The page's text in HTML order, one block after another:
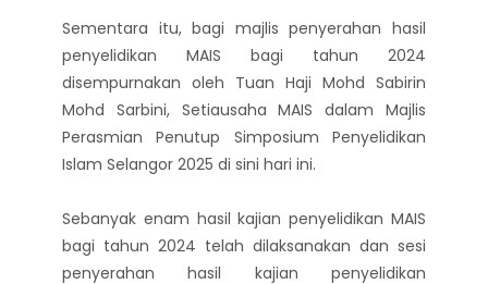
Sementara itu, bagi majlis penyerahan hasil
penyelidikan MAIS bagi tahun 2024
disempurnakan oleh Tuan Haji Mohd Sabirin
Mohd Sarbini, Setiausaha MAIS dalam Majlis
Perasmian Penutup Simposium Penyelidikan
Islam Selangor 2025 di sini hari ini.
Sebanyak enam hasil kajian penyelidikan MAIS
bagi tahun 2024 telah dilaksanakan dan sesi
penyerahan hasil kajian penyelidikan